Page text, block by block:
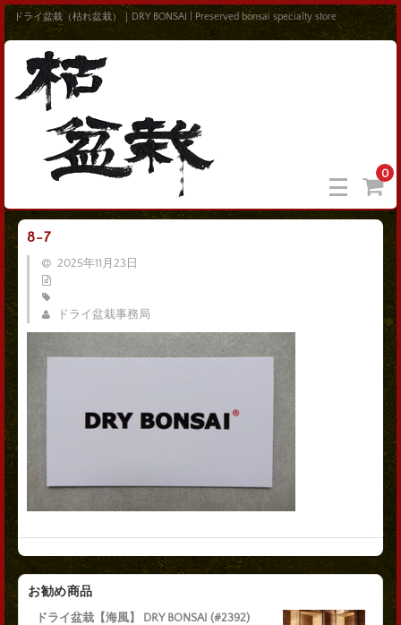
ドライ盆栽（枯れ盆栽）｜DRY BONSAI | Preserved bonsai specialty store
0
8-7
2025年11月23日
ドライ盆栽事務局
お勧め商品
ドライ盆栽【海風】 DRY BONSAI (#2392)